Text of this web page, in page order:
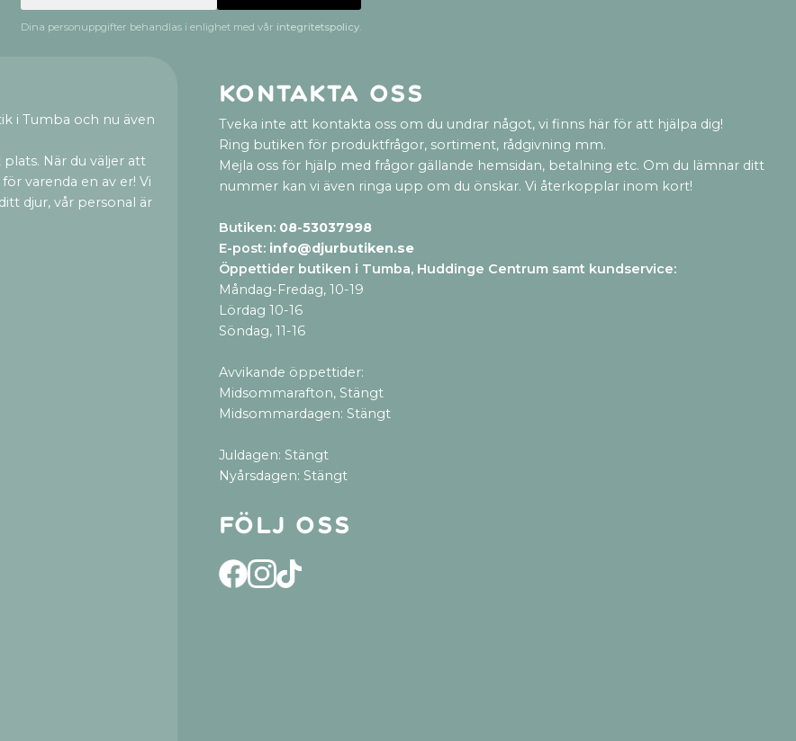
Dina personuppgifter behandlas i enlighet med vår integritetspolicy.
i Tumba och nu även
När du väljer att
varenda en av er! Vi
djur, vår personal är
Kontakta oss
Tveka inte att kontakta oss om du undrar något, vi finns här för att hjälpa dig!
Ring butiken för produktfrågor, sortiment, rådgivning mm.
Mejla oss för hjälp med frågor gällande hemsidan, betalning etc. Om du lämnar ditt
nummer kan vi även ringa upp om du önskar. Vi återkopplar inom kort!
Butiken: 08-53037998
E-post: info@djurbutiken.se
Öppettider butiken i Tumba, Huddinge Centrum samt kundservice:
Måndag-Fredag, 10-19
Lördag 10-16
Söndag, 11-16
Avvikande öppettider:
Midsommarafton, Stängt
Midsommardagen: Stängt
Juldagen: Stängt
Nyårsdagen: Stängt
Följ oss